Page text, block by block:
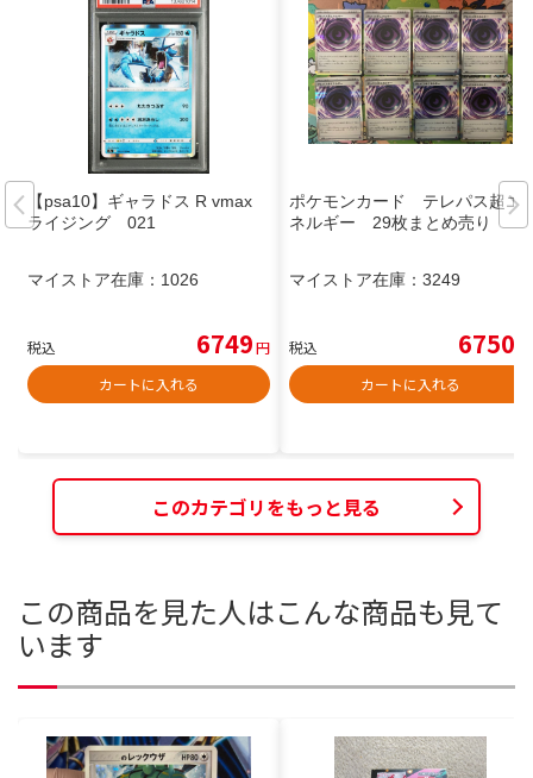
【psa10】ギャラドス R vmax
ライジング 021
マイストア在庫： 1026
税込 6749円
カートに入れる
ポケモンカード テレパス超エ
ネルギー 29枚まとめ売り
マイストア在庫： 3249
税込 6750
カートに入れる
このカテゴリをもっと見る
この商品を見た人はこんな商品も見て
います